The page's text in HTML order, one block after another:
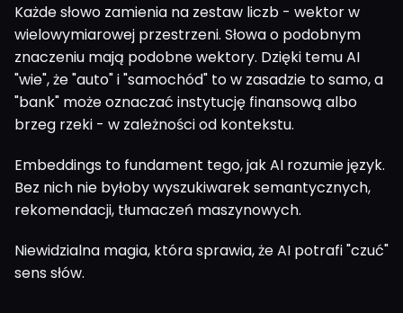
Każde słowo zamienia na zestaw liczb - wektor w
wielowymiarowej przestrzeni. Słowa o podobnym
znaczeniu mają podobne wektory. Dzięki temu AI
"wie", że "auto" i "samochód" to w zasadzie to samo, a
"bank" może oznaczać instytucję finansową albo
brzeg rzeki - w zależności od kontekstu.
Embeddings to fundament tego, jak AI rozumie język.
Bez nich nie byłoby wyszukiwarek semantycznych,
rekomendacji, tłumaczeń maszynowych.
Niewidzialna magia, która sprawia, że AI potrafi "czuć"
sens słów.